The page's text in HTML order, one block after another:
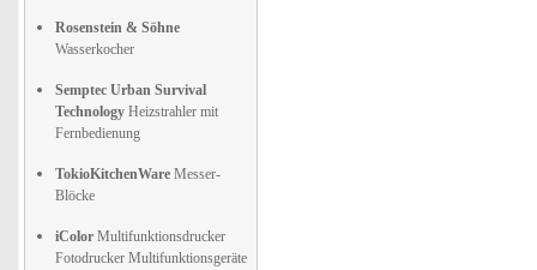
Rosenstein & Söhne
Wasserkocher
Semptec Urban Survival
Technology Heizstrahler mit
Fernbedienung
TokioKitchenWare Messer-
Blöcke
iColor Multifunktionsdrucker
Fotodrucker Multifunktionsgeräte